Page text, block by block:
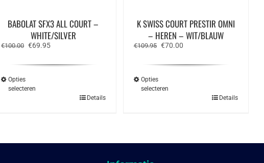
BABOLAT SFX3 ALL COURT –
WHITE/SILVER
€100.00 Oorspronkelijke
€100.00.
€69.95Huidige
€69.95.
Opties
selecteren
optie
Details
K SWISS COURT PRESTIR OMNI
– HEREN – WIT/BLAUW
€109.95 Oorspronkelijke
€109.95.
€70.00Huidige
€70.00.
Opties
selecteren
optie
Details